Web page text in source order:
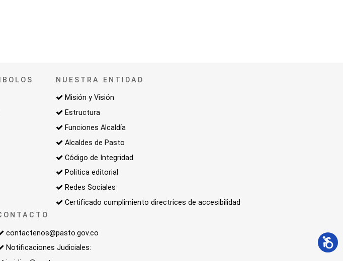
NUESTRA ENTIDAD
Misión y Visión
Estructura
Funciones Alcaldía
Alcaldes de Pasto
Código de Integridad
Politica editorial
Redes Sociales
Certificado cumplimiento directrices de accesibilidad
contactenos@pasto.gov.co
Notificaciones Judiciales: